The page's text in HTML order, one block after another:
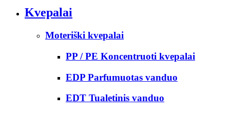
Kvepalai
Moteriški kvepalai
PP / PE Koncentruoti kvepalai
EDP Parfumuotas vanduo
EDT Tualetinis vanduo